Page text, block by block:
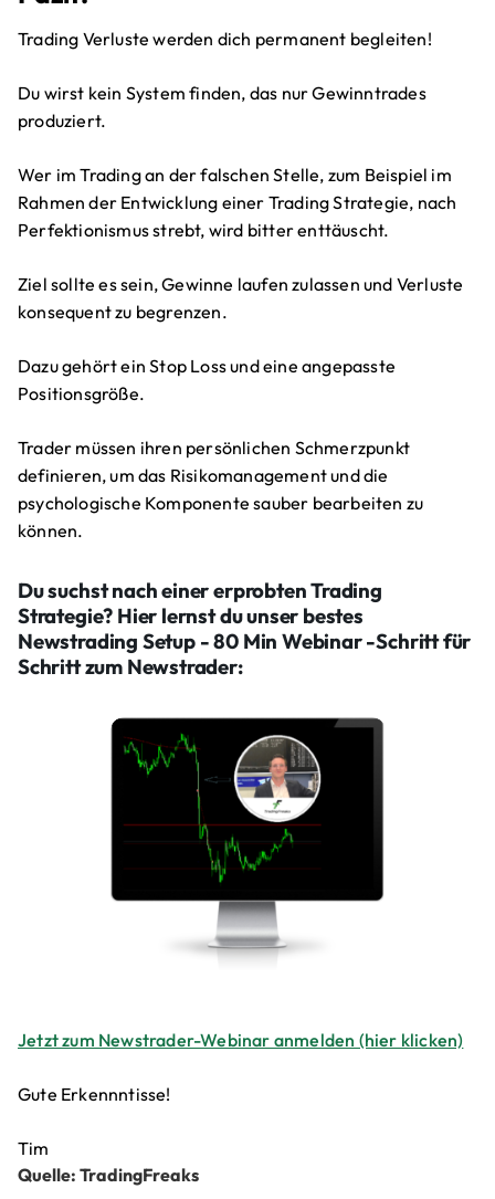
Trading Verluste werden dich permanent begleiten!
Du wirst kein System finden, das nur Gewinntrades
produziert.
Wer im Trading an der falschen Stelle, zum Beispiel im
Rahmen der Entwicklung einer Trading Strategie, nach
Perfektionismus strebt, wird bitter enttäuscht.
Ziel sollte es sein, Gewinne laufen zulassen und Verluste
konsequent zu begrenzen.
Dazu gehört ein Stop Loss und eine angepasste
Positionsgröße.
Trader müssen ihren persönlichen Schmerzpunkt
definieren, um das Risikomanagement und die
psychologische Komponente sauber bearbeiten zu
können.
Du suchst nach einer erprobten Trading
Strategie? Hier lernst du unser bestes
Newstrading Setup - 80 Min Webinar -Schritt für
Schritt zum Newstrader:
Jetzt zum Newstrader-Webinar anmelden (hier klicken)
Gute Erkennntisse!
Tim
Quelle: TradingFreaks